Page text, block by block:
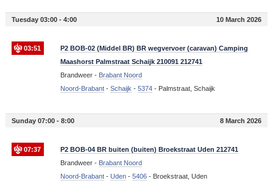
Tuesday 03:00 - 4:00 10 March 2026
03:51
P2 BOB-02 (Middel BR) BR wegvervoer (caravan) Camping
Maashorst Palmstraat Schaijk 210091 212741
Brandweer - Brabant Noord
Noord-Brabant- Schaijk - 5374- Palmstraat, Schaijk
Sunday 07:00 - 8:00 8 March 2026
07:37
P2 BOB-04 BR buiten (buiten) Broekstraat Uden 212741
Brandweer - Brabant Noord
Noord-Brabant- Uden- 5406- Broekstraat, Uden